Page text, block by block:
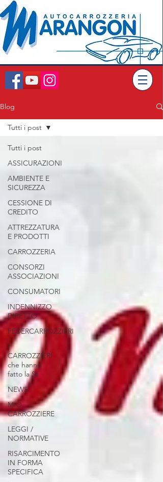
Blog
Tutti i post
ASSICURAZIONI
AMBIENTE E
SICUREZZA
CESSIONE DI
CREDITO
ATTREZZATURA
E PRODOTTI
CARROZZERIA
CONSORZI
ASSOCIAZIONI
CONSUMATORI
INDENNIZZO
DIRETTO
FEDERCARROZZIERI
I
CARROZZIERI
che hanno
fatto la St
NEWS
MIO
CARROZZIERE
LEGGI /
NORMATIVE
RISARCIMENTO
IN FORMA
SPECIFICA
Tutti i post